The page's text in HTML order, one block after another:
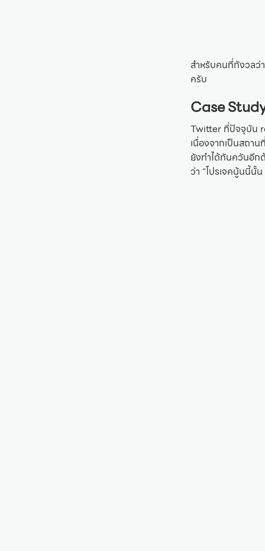
สำหรับคนที่กังวลว่
ครับ
Case
Twitter ที่ปัจจุบัน
เนื่องจากเป็นสถา
ยังทำได้ทันควันอีก
ว่า “โปรเจคนู้นนี้นั้